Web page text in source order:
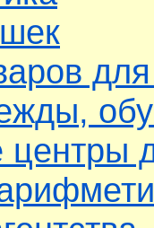
центры